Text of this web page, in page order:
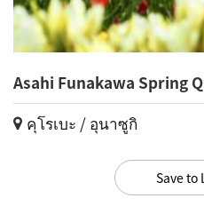
Asahi Funakawa Spring
คุโรเบะ / อุนาซูกิ
Save to